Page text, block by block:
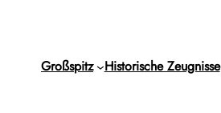
Großspitz Historische Zeugnisse